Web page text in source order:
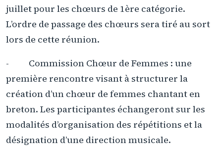
juillet pour les chœurs de 1ère catégorie.
L’ordre de passage des chœurs sera tiré au sort
lors de cette réunion.
- Commission Chœur de Femmes : une
première rencontre visant à structurer la
création d’un chœur de femmes chantant en
breton. Les participantes échangeront sur les
modalités d’organisation des répétitions et la
désignation d’une direction musicale.